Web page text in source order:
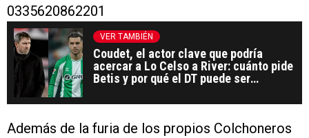
0335620862201
VER TAMBIÉN
Coudet, el actor clave que podría
acercar a Lo Celso a River: cuánto pide
Betis y por qué el DT puede ser
Además de la furia de los propios Colchoneros